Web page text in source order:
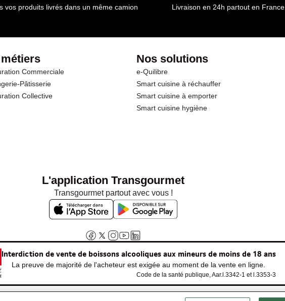
vos produits livrés dans un même camion Livraison en 24h partout en France
Commerciale
Pâtisserie
Collective
Nos solutions
e-Quilibre
Smart cuisine à réchauffer
Smart cuisine à emporter
Smart cuisine hygiène
L'application Transgourmet
Transgourmet partout avec vous !
Interdiction de vente de boissons alcooliques aux mineurs de moins de 18 ans
La preuve de majorité de l'acheteur est exigée au moment de la vente en ligne.
Code de la santé publique, Aar.l.3342-1 et l.3353-3